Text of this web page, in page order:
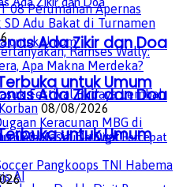
Ada Zikir dan Doa
untuk Umum
Ada Zikir dan Doa
untuk Umum
08 Perumahan Apernas
SD Adu Bakat di Turnamen
Ramses Wally:
Apa Makna Merdeka?
Festival Budaya Lembah
08/08/2026
Keracunan MBG di
120 Masih Dirawat
Pangkoops TNI Habema